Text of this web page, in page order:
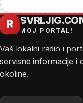
R
MOJ PORTAL!
Vaš lokalni radio i
servisne informacije i
okoline.